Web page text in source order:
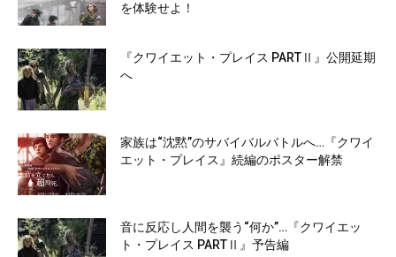
を体験せよ！
『クワイエット・プレイス PARTⅡ』公開延期
へ
家族は“沈黙”のサバイバルバトルへ…『クワイ
エット・プレイス』続編のポスター解禁
音に反応し人間を襲う“何か”…『クワイエッ
ト・プレイス PARTⅡ』予告編